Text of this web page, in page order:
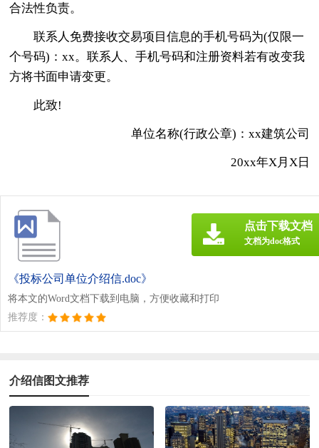
合法性负责。
联系人免费接收交易项目信息的手机号码为(仅限一
个号码)：xx。联系人、手机号码和注册资料若有改变我
方将书面申请变更。
此致!
单位名称(行政公章)：xx建筑公司
20xx年X月X日
《投标公司单位介绍信.doc》
将本文的Word文档下载到电脑，方便收藏和打印
推荐度：
点击下载文档
文档为doc格式
介绍信图文推荐